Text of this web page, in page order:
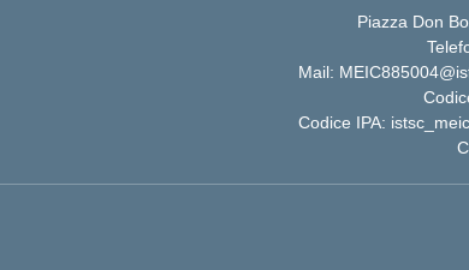
Piazza Don
Mail:
Codice IPA: